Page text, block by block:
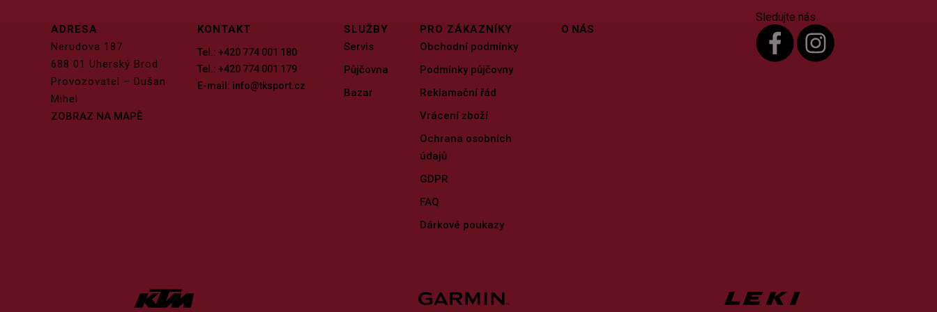
ADRESA
Nerudova 187
688 01 Uherský Brod
Provozovatel – Dušan
Mihel
ZOBRAZ NA MAPĚ
KONTAKT
Tel.: +420 774 001 180
Tel.: +420 774 001 179
E-mail: info@tksport.cz
SLUŽBY
Servis
Půjčovna
Bazar
PRO ZÁKAZNÍKY
Obchodní podmínky
Podmínky půjčovny
Reklamační řád
Vrácení zboží
Ochrana osobních
údajů
GDPR
FAQ
Dárkové poukazy
O NÁS
Sledujte nás